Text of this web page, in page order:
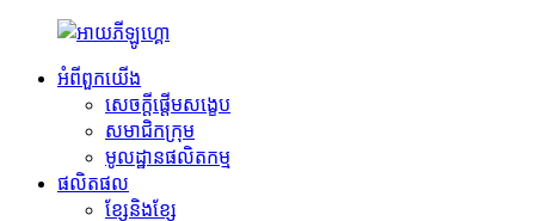
អំពីពួកយើង
សេចក្តីផ្តើមសង្ខេប
សមាជិកក្រុម
មូលដ្ឋានផលិតកម្ម
ផលិតផល
ខ្សែនិងខ្សែ